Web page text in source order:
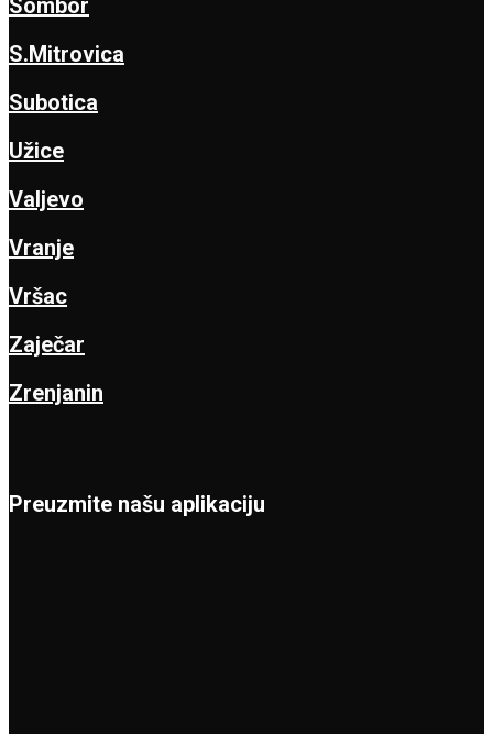
Sombor
S.Mitrovica
Subotica
Užice
Valjevo
Vranje
Vršac
Zaječar
Zrenjanin
Preuzmite našu aplikaciju